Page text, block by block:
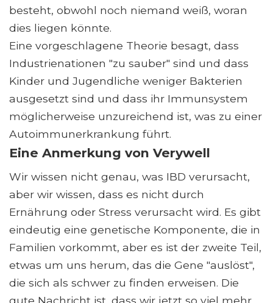
besteht, obwohl noch niemand weiß, woran
dies liegen könnte.
Eine vorgeschlagene Theorie besagt, dass
Industrienationen "zu sauber" sind und dass
Kinder und Jugendliche weniger Bakterien
ausgesetzt sind und dass ihr Immunsystem
möglicherweise unzureichend ist, was zu einer
Autoimmunerkrankung führt.
Eine Anmerkung von Verywell
Wir wissen nicht genau, was IBD verursacht,
aber wir wissen, dass es nicht durch
Ernährung oder Stress verursacht wird. Es gibt
eindeutig eine genetische Komponente, die in
Familien vorkommt, aber es ist der zweite Teil,
etwas um uns herum, das die Gene "auslöst",
die sich als schwer zu finden erweisen. Die